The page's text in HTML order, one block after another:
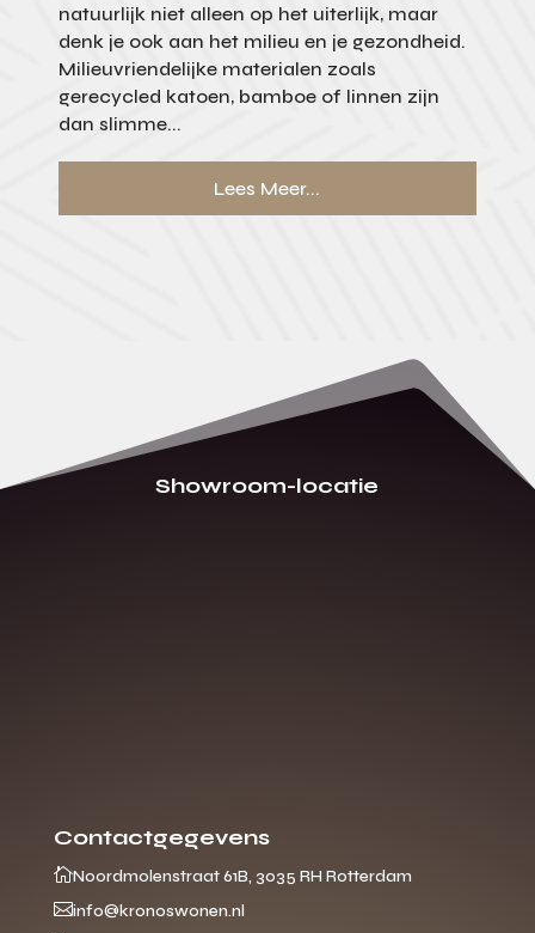
natuurlijk niet alleen op het uiterlijk, maar
denk je ook aan het milieu en je gezondheid.
Milieuvriendelijke materialen zoals
gerecycled katoen, bamboe of linnen zijn
dan slimme...
Lees Meer...
Showroom-locatie
Contactgegevens
Noordmolenstraat 61B, 3035 RH Rotterdam
info@kronoswonen.nl